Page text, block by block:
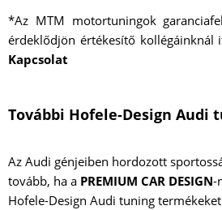
*Az MTM motortuningok
érdeklődjön értékesítő kollégáinknál
Kapcsolat
További Hofele-Design Audi
Az Audi génjeiben hordozott
tovább, ha a PREMIUM CAR DESIGN-
Hofele-Design Audi tuning